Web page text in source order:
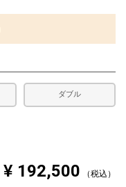
ダブル
¥ 192,500 税込